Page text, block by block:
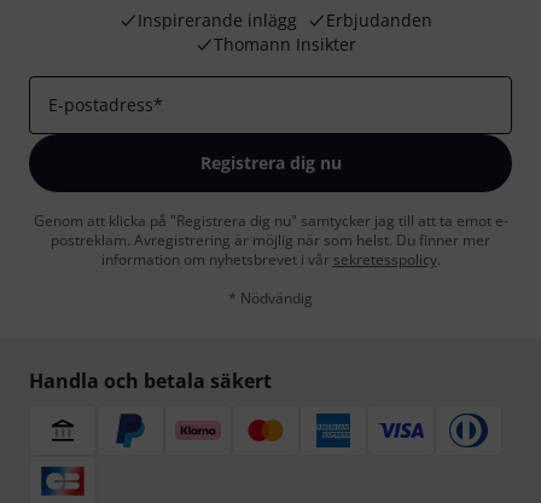
Inspirerande inlägg
Erbjudanden
Thomann Insikter
E-postadress*
Registrera dig nu
Genom att klicka på "Registrera dig nu" samtycker jag till att ta emot e-
postreklam. Avregistrering är möjlig när som helst. Du finner mer
information om nyhetsbrevet i vår sekretesspolicy.
* Nödvändig
Handla och betala säkert